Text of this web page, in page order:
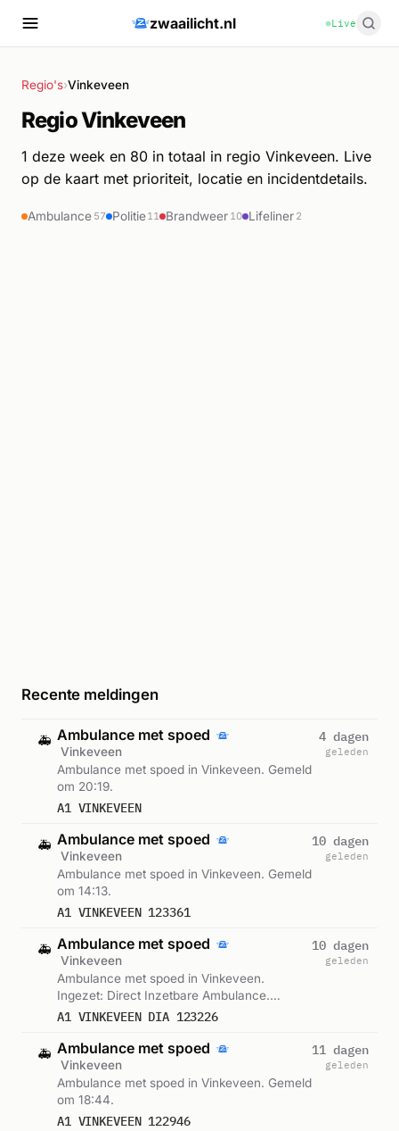
zwaailicht.nl Live
Regio's›Vinkeveen
Regio Vinkeveen
1 deze week en 80 in totaal in regio Vinkeveen. Live
op de kaart met prioriteit, locatie en incidentdetails.
Ambulance 57 Politie11 Brandweer 10 Lifeliner 2
Recente meldingen
🚑 Ambulance met spoed
Vinkeveen
Ambulance met spoed in Vinkeveen. Gemeld
om 20:19.
A1 VINKEVEEN
4 dagen
geleden
🚑 Ambulance met spoed
Vinkeveen
Ambulance met spoed in Vinkeveen. Gemeld
om 14:13.
A1 VINKEVEEN 123361
10 dagen
geleden
🚑 Ambulance met spoed
Vinkeveen
Ambulance met spoed in Vinkeveen.
Ingezet: Direct Inzetbare Ambulance.
Gemeld om 10:24.
A1 VINKEVEEN DIA 123226
10 dagen
geleden
🚑 Ambulance met spoed
Vinkeveen
Ambulance met spoed in Vinkeveen. Gemeld
om 18:44.
A1 VINKEVEEN 122946
11 dagen
geleden